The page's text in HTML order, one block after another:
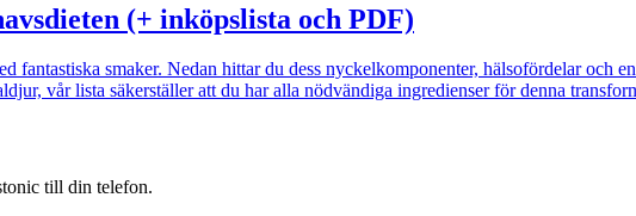
(+ inköpslista och PDF)
fantastiska smaker. Nedan hittar du dess nyckelkomponenter, hälsofördelar och
vår lista säkerställer att du har alla nödvändiga ingredienser för denna
till din telefon.